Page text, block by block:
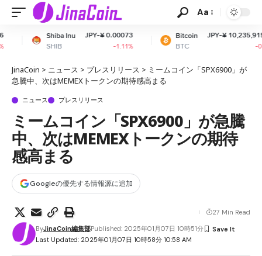
Aa
JPY-¥ 0.00073
-1.11%
Bitcoin
BTC
JPY-¥ 10,235,915.53
JinaCoin > ニュース > プレスリリース > ミームコイン「SPX6900」が
急騰中、次はMEMEXトークンの期待感高まる
ニュース プレスリリース
ミームコイン「SPX6900」が急騰
中、次はMEMEXトークンの期待
感高まる
Googleの優先する情報源に追加
Last Updated: 2025年01月07日 10時58分 10:58 AM
ByJinaCoin編集部Published: 2025年01月07日 10時51分
27 Min Read